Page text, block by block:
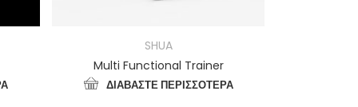
SHUA
Multi Functional Trainer
ΔΙΑΒΆΣΤΕ ΠΕΡΙΣΣΌΤΕΡΑ